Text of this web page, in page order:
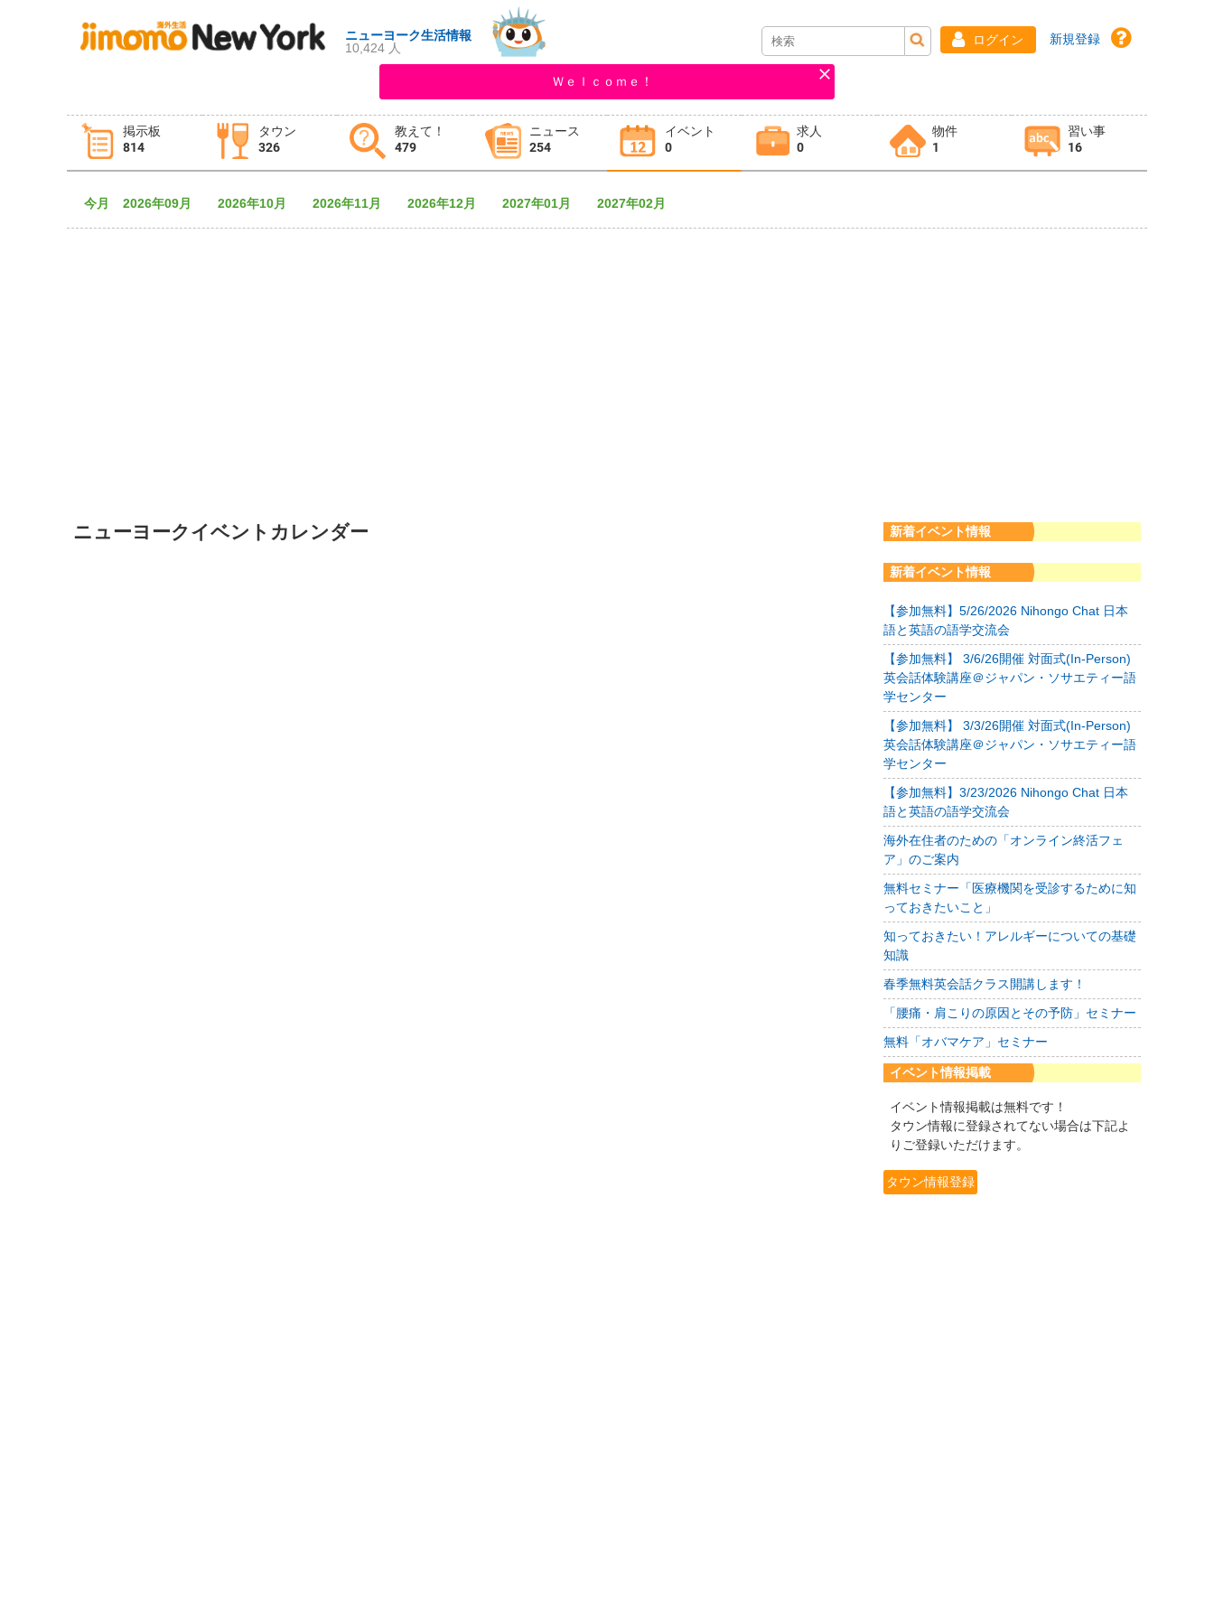
ニューヨーク生活情報
10,424 人
ログイン 新規登録
Ｗｅｌｃｏｍｅ！
掲示板
814
タウン
326
教えて！
479
ニュース
254
イベント
0
求人
0
物件
1
習い事
16
タウン情報
今月 2026年09月 2026年10月 2026年11月 2026年12月 2027年01月 2027年02月
ニューヨークイベントカレンダー 新着イベント情報
新着イベント情報
【参加無料】5/26/2026 Nihongo Chat 日本
語と英語の語学交流会
【参加無料】 3/6/26開催 対面式(In-Person)
英会話体験講座＠ジャパン・ソサエティー語
学センター
【参加無料】 3/3/26開催 対面式(In-Person)
英会話体験講座＠ジャパン・ソサエティー語
学センター
【参加無料】3/23/2026 Nihongo Chat 日本
語と英語の語学交流会
海外在住者のための「オンライン終活フェ
ア」のご案内
無料セミナー「医療機関を受診するために知
っておきたいこと」
知っておきたい！アレルギーについての基礎
知識
春季無料英会話クラス開講します！
「腰痛・肩こりの原因とその予防」セミナー
無料「オバマケア」セミナー
イベント情報掲載
イベント情報掲載は無料です！
タウン情報に登録されてない場合は下記よ
りご登録いただけます。
タウン情報登録